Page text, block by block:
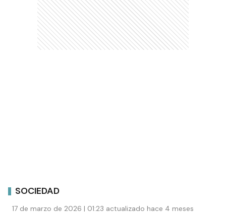
SOCIEDAD
17 de marzo de 2026 | 01:23 actualizado hace 4 meses